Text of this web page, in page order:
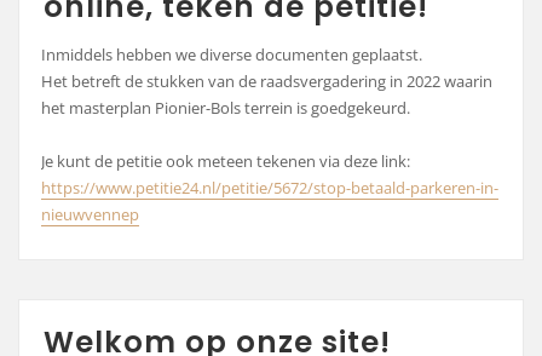
Inmiddels hebben we diverse documenten geplaatst.
Het betreft de stukken van de raadsvergadering in 2022 waarin
het masterplan Pionier-Bols terrein is goedgekeurd.
Je kunt de petitie ook meteen tekenen via deze link:
https://www.petitie24.nl/petitie/5672/stop-betaald-parkeren-in-
nieuwvennep
Welkom op onze site!